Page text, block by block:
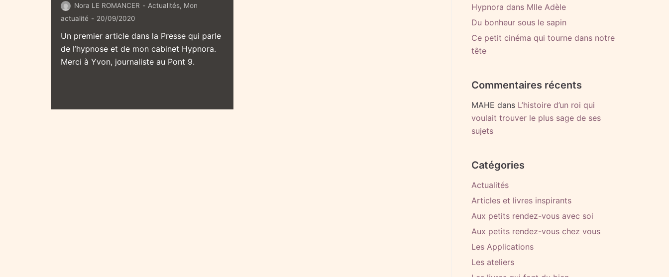
Nora LE ROMANCER Actualités, Mon
actualité
20/09/2020
Un premier article dans la Presse qui parle
de l’hypnose et de mon cabinet Hypnora.
Merci à Yvon, journaliste au Pont 9.
Hypnora dans Mlle Adèle
Du bonheur sous le sapin
Ce petit cinéma qui tourne dans notre
tête
Commentaires récents
MAHE dans L’histoire d’un roi qui
voulait trouver le plus sage de ses
sujets
Catégories
Actualités
Articles et livres inspirants
Aux petits rendez-vous avec soi
Aux petits rendez-vous chez vous
Les Applications
Les ateliers